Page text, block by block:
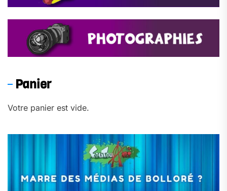
Panier
Votre panier est vide.